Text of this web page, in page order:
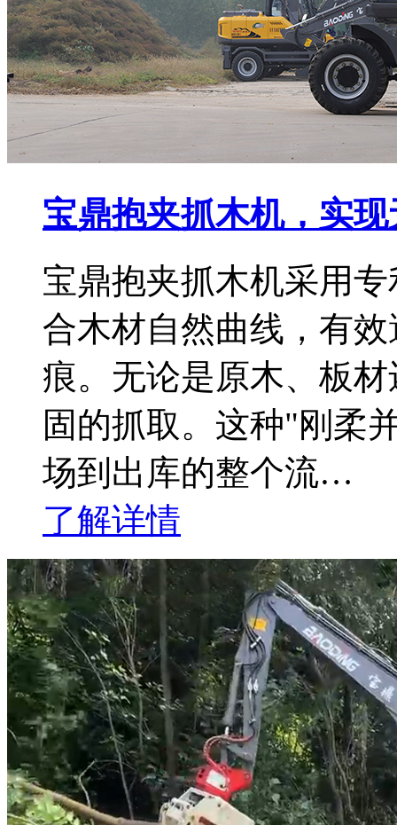
宝鼎抱夹抓木机，实
宝鼎抱夹抓木机采用
合木材自然曲线，有
痕。无论是原木、板
固的抓取。这种"刚柔
场到出库的整个流…
了解详情